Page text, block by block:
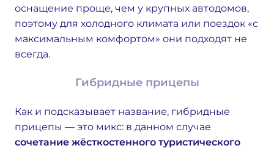
оснащение проще, чем у крупных автодомов,
поэтому для холодного климата или поездок «с
максимальным комфортом» они подходят не
всегда.
Гибридные прицепы
Как и подсказывает название, гибридные
прицепы — это микс: в данном случае
сочетание жёсткостенного туристического